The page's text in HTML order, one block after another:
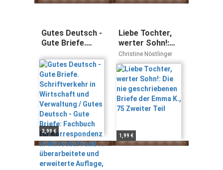
Gutes Deutsch -
Gute Briefe.
in Wirtschaft
und Verwaltung /
Gutes Deutsch -
Gute Briefe:
Fachbuch für
Korrespondenz
in Wirtschaft
und ...
überarbeitete
und erweiterte
Auflage, 2011
3,99 €
Liebe Tochter,
werter Sohn!:
Die nie
geschriebenen
Briefe der Emma
K., 75 Zweiter
Teil
Christine Nöstlinger
1,99 €